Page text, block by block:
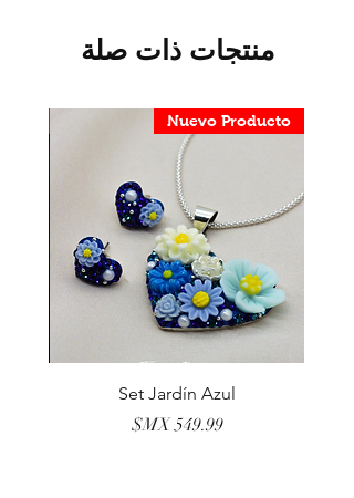
منتجات ذات صلة
Nuevo Producto
Set Jardín Azul
السعر‏549.99 MX$